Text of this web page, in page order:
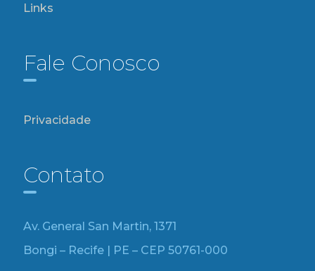
Links
Fale Conosco
Privacidade
Contato
Av. General San Martin, 1371
Bongi – Recife | PE – CEP 50761-000